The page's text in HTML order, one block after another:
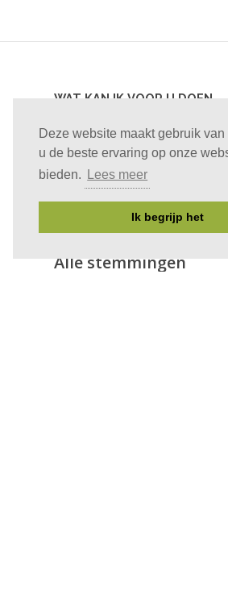
Deze website maakt gebruik
u de beste ervaring op onze
bieden.
Lees meer
Ik begrijp het
WAT KAN IK VOOR U DOEN
Met alle merken en modellen
accordeon (trekharmonica of
Alle onderhoud en
Alle stemmingen